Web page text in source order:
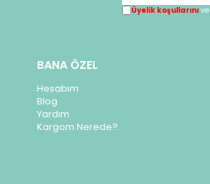
Üyelik koşullarını ve
BANA ÖZEL
Hesabım
Blog
Yardım
Kargom Nerede?